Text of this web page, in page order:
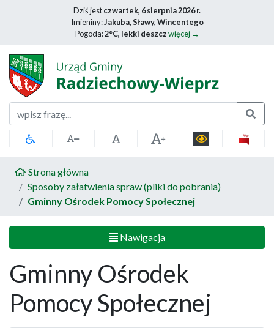
Dziś jestczwartek, 6 sierpnia 2026 r.
Imieniny:Jakuba, Sławy, Wincentego
Pogoda:2°C, lekki deszczwięcej →
Szukaj
Strona główna
Sposoby załatwienia spraw (pliki do pobrania)
Gminny Ośrodek Pomocy Społecznej
Nawigacja
Gminny Ośrodek
Pomocy Społecznej